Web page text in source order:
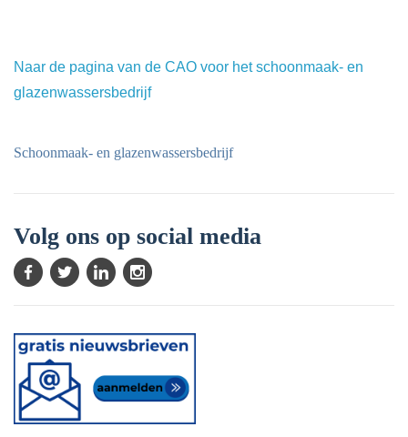
Naar de pagina van de CAO voor het schoonmaak- en
glazenwassersbedrijf
Schoonmaak- en glazenwassersbedrijf
Volg ons op social media